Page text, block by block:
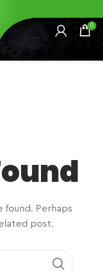
0
found. Perhaps
post.